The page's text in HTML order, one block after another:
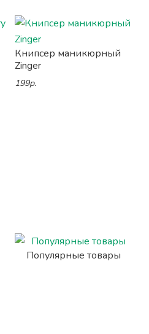
Книпсер маникюрный
Zinger
199р.
Популярные товары